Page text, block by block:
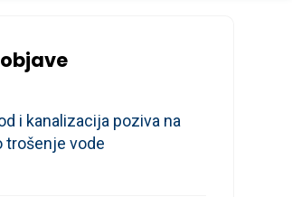
i kanalizacija poziva na
trošenje vode